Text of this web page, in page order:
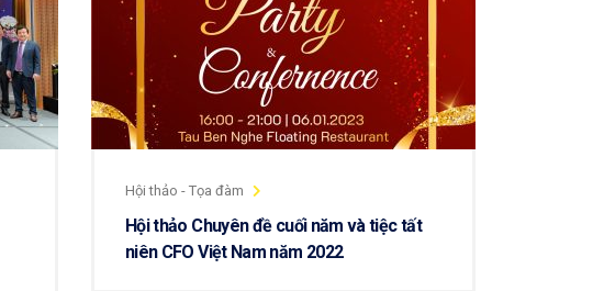
Hội thảo - Tọa đàm
Hội thảo Chuyên đề cuối năm và tiệc tất
niên CFO Việt Nam năm 2022